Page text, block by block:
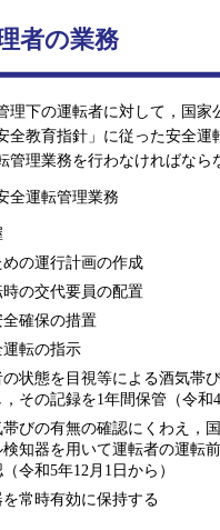
者の業務
理下の運転者に対して，国家
全教育指針」に従った安全運
管理業務を行わなければなら
全運転管理業務
の運行計画の作成
の交代要員の配置
確保の措置
運転の指示
状態を目視等による酒気帯
その記録を1年間保管（令和4
びの有無の確認にくわえ，
知器を用いて運転者の運転
令和5年12月1日から）
常時有効に保持する